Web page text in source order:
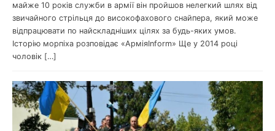
майже 10 років служби в армії він пройшов нелегкий шлях від
звичайного стрільця до високофахового снайпера, який може
відпрацювати по найскладніших цілях за будь-яких умов.
Історію морпіха розповідає «АрміяInform» Ще у 2014 році
чоловік […]